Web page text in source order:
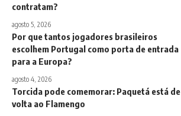
contratam?
agosto 5, 2026
Por que tantos jogadores brasileiros
escolhem Portugal como porta de entrada
para a Europa?
agosto 4, 2026
Torcida pode comemorar: Paquetá está de
volta ao Flamengo